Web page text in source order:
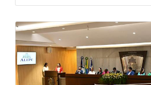
Galeria de Mídias